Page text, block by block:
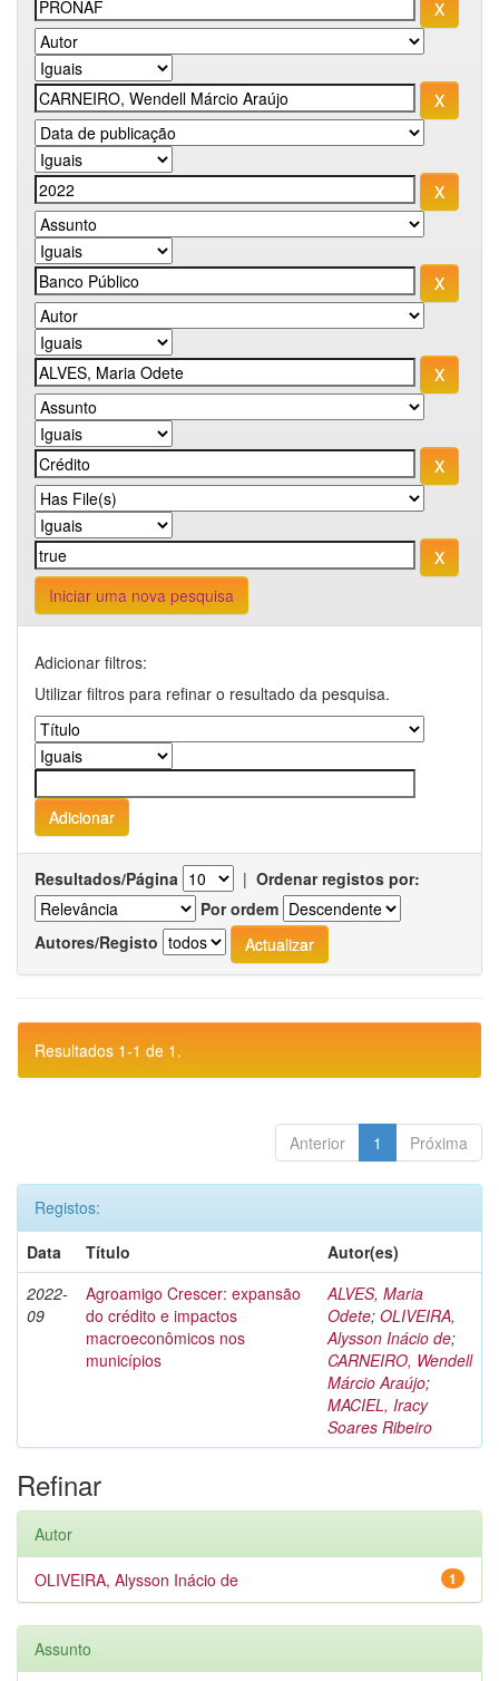
Iniciar uma nova pesquisa
Adicionar filtros:
Utilizar filtros para refinar o resultado da pesquisa.
Resultados/Página | Ordenar registos por:
Por ordem
Autores/Registo
Resultados 1-1 de 1.
Anterior 1 Próxima
Registos:
Data
Título
Autor(es)
2022-
09
Agroamigo Crescer: expansão
do crédito e impactos
macroeconômicos nos
municípios
ALVES, Maria
Odete; OLIVEIRA,
Alysson Inácio de;
CARNEIRO, Wendell
Márcio Araújo;
MACIEL, Iracy
Soares Ribeiro
Refinar
Autor
1
OLIVEIRA, Alysson Inácio de
Assunto